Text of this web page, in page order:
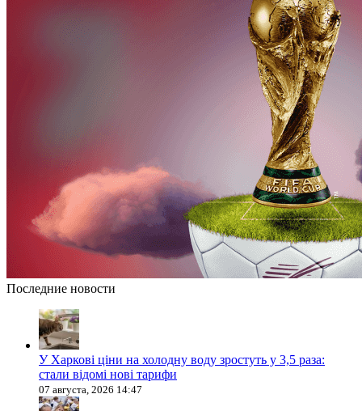
Последние новости
У Харкові ціни на холодну воду зростуть у 3,5 раза:
стали відомі нові тарифи
07 августа, 2026 14:47